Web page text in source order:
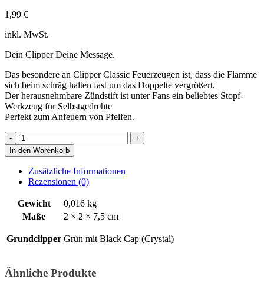
1,99 €
inkl. MwSt.
Dein Clipper Deine Message.
Das besondere an Clipper Classic Feuerzeugen ist, dass die Flamme
sich beim schräg halten fast um das Doppelte vergrößert.
Der herausnehmbare Zündstift ist unter Fans ein beliebtes Stopf-
Werkzeug für Selbstgedrehte
Perfekt zum Anfeuern von Pfeifen.
Formel
1
Menge
In den Warenkorb
Zusätzliche Informationen
Rezensionen (0)
Gewicht
0,016 kg
Maße
2 × 2 × 7,5 cm
Grundclipper Grün mit Black Cap (Crystal)
Ähnliche Produkte